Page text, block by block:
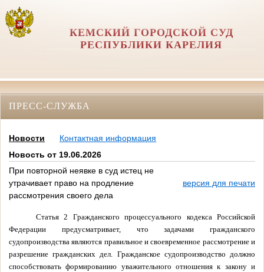
КЕМСКИЙ ГОРОДСКОЙ СУД
РЕСПУБЛИКИ КАРЕЛИЯ
ПРЕСС-СЛУЖБА
Новости
Контактная информация
Новость от 19.06.2026
При повторной неявке в суд истец не
утрачивает право на продление
рассмотрения своего дела
версия для печати
Статья 2 Гражданского процессуального кодекса Российской
Федерации предусматривает, что задачами гражданского
судопроизводства являются правильное и своевременное рассмотрение и
разрешение гражданских дел. Гражданское судопроизводство должно
способствовать формированию уважительного отношения к закону и